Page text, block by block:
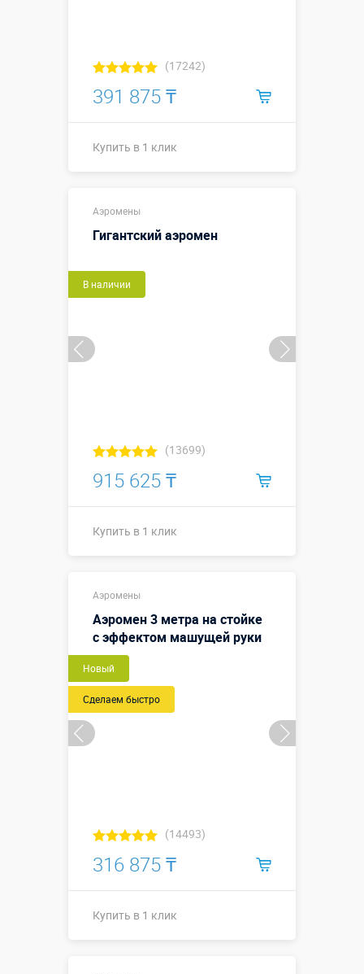
(17242)
391 875 ₸
Купить в 1 клик
Больше деталей →
Смотреть видео
Аэромены
Гигантский аэромен
В наличии
(13699)
915 625 ₸
Купить в 1 клик
Больше деталей →
Аэромены
Аэромен 3 метра на стойке
с эффектом машущей руки
Новый
Сделаем быстро
(14493)
316 875 ₸
Купить в 1 клик